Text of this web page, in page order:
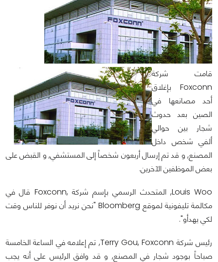
قامت شركة
Foxconn بإغلاق
أحد مصانعها في
الصين بعد حدوث
شجار بين حوالي
ألفي شخص داخل
المصنع, و قد تم إرسال أربعون شخصاً إلى المستشفي, و القبض على
بعض الموظفين الآخرين.
Louis Woo, المتحدث الرسمي بإسم شركة ,Foxconn قال في
مكالمة تليفونية لموقع Bloomberg "نحن نريد أن نوفر للناس وقت
لكي يهدأو".
رئيس شركة Terry Gou, Foxconn, تم إعلامه في الساعة الخامسة
صباحاً بوجود شجار في المصنع, و قد وافق الرئيس على أنه يجب